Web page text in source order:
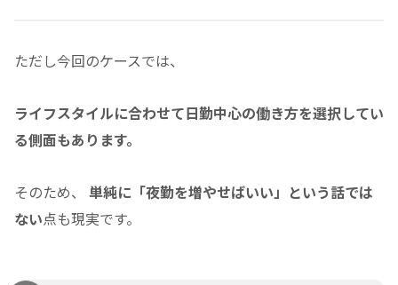
ただし今回のケースでは、
ライフスタイルに合わせて日勤中心の働き方を選択してい
る側面もあります。
そのため、 単純に「夜勤を増やせばいい」という話では
ない点も現実です。